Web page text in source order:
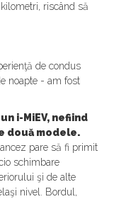
riscând să
de condus
noapte - am fost
i-MiEV, nefiind
două modele.
pare să fi primit
schimbare
şi de alte
nivel. Bordul,